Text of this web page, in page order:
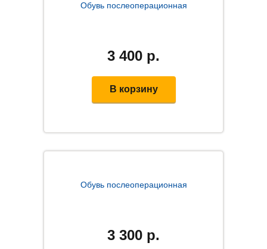
Обувь послеоперационная
3 400 р.
В корзину
Обувь послеоперационная
3 300 р.